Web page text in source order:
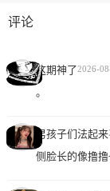
评论
这期神了2026-
。
男孩子们法起来
侧脸长的像撸